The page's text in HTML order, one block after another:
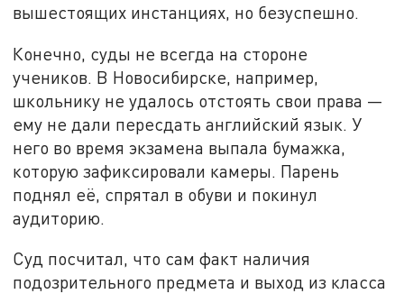
вышестоящих инстанциях, но безуспешно.
Конечно, суды не всегда на стороне
учеников. В Новосибирске, например,
школьнику не удалось отстоять свои права —
ему не дали пересдать английский язык. У
него во время экзамена выпала бумажка,
которую зафиксировали камеры. Парень
поднял её, спрятал в обуви и покинул
аудиторию.
Суд посчитал, что сам факт наличия
подозрительного предмета и выход из класса